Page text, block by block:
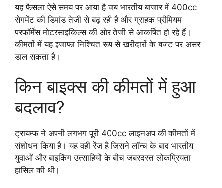
यह फैसला ऐसे समय पर आया है जब भारतीय बाजार में 400cc
सेगमेंट की डिमांड तेजी से बढ़ रही है और ग्राहक प्रीमियम
परफॉर्मेंस मोटरसाइकिल्स की ओर तेजी से आकर्षित हो रहे हैं।
कीमतों में यह इजाफा निश्चित रूप से खरीदारों के बजट पर असर
डाल सकता है।
किन बाइक्स की कीमतों में हुआ
बदलाव?
ट्रायम्फ ने अपनी लगभग पूरी 400cc लाइनअप की कीमतों में
संशोधन किया है। यह वही रेंज है जिसने लॉन्च के बाद भारतीय
युवाओं और बाइकिंग उत्साहियों के बीच जबरदस्त लोकप्रियता
हासिल की थी।